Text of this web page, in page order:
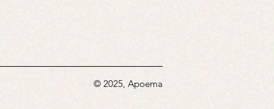
© 2025, Apoema